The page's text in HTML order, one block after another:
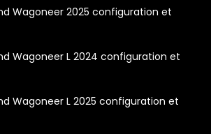
Wagoneer 2025 configuration et
Wagoneer L 2024 configuration et
Wagoneer L 2025 configuration et